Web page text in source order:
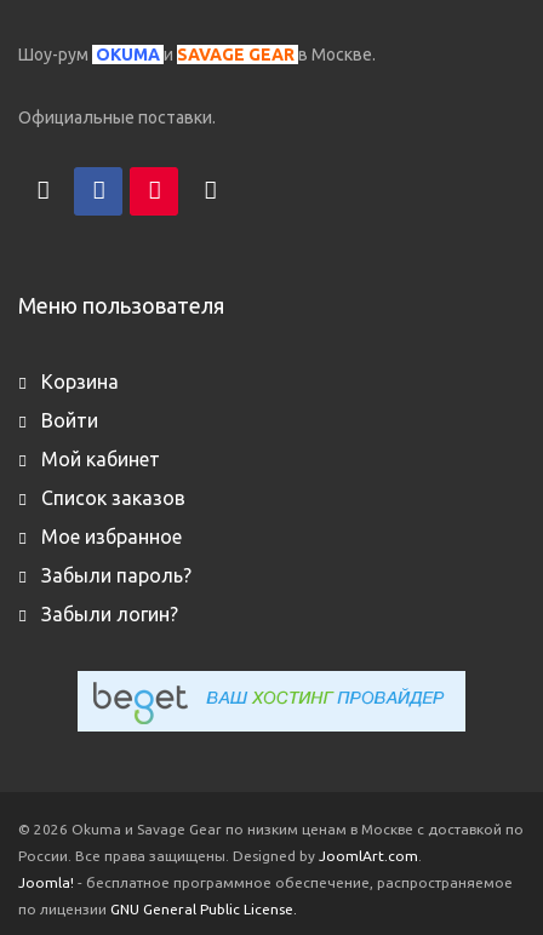
Шоу-рум OKUMAи SAVAGE GEARв Москве.
Официальные поставки.
Меню пользователя
Корзина
Войти
Мой кабинет
Список заказов
Мое избранное
Забыли пароль?
Забыли логин?
© 2026 Okuma и Savage Gear по низким ценам в Москве с доставкой по
России. Все права защищены. Designed by JoomlArt.com
Joomla! - бесплатное программное обеспечение, распространяемое
по лицензии GNU General Public License.